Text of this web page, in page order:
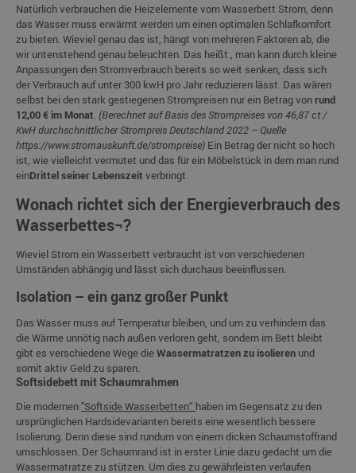
Natürlich verbrauchen die Heizelemente vom Wasserbett Strom, denn
das Wasser muss erwärmt werden um einen optimalen Schlafkomfort
zu bieten. Wieviel genau das ist, hängt von mehreren Faktoren ab, die
wir untenstehend genau beleuchten. Das heißt , man kann durch kleine
Anpassungen den Stromverbrauch bereits so weit senken, dass sich
der Verbrauch auf unter 300 kwH pro Jahr reduzieren lässt. Das wären
selbst bei den stark gestiegenen Strompreisen nur ein Betrag vonrund
12,00 € im Monat (Berechnet auf Basis des Strompreises von 46,87 ct /
KwH durchschnittlicher Strompreis Deutschland 2022 – Quelle
https://www.stromauskunft.de/strompreise) Ein Betrag der nicht so hoch
ist, wie vielleicht vermutet und das für ein Möbelstück in dem man rund
einDrittel seiner Lebenszeit verbringt.
Wonach richtet sich der Energieverbrauch des
Wasserbettes¬?
Wieviel Strom ein Wasserbett verbraucht ist von verschiedenen
Umständen abhängig und lässt sich durchaus beeinflussen.
Isolation – ein ganz großer Punkt
Das Wasser muss auf Temperatur bleiben, und um zu verhindern das
die Wärme unnötig nach außen verloren geht, sondern im Bett bleibt
gibt es verschiedene Wege dieWassermatratzen zu isolieren und
somit aktiv Geld zu sparen.
Softsidebett mit Schaumrahmen
Die modernen"Softside Wasserbetten“ haben im Gegensatz zu den
ursprünglichen Hardsidevarianten bereits eine wesentlich bessere
Isolierung. Denn diese sind rundum von einem dicken Schaumstoffrand
umschlossen. Der Schaumrand ist in erster Linie dazu gedacht um die
Wassermatratze zu stützen. Um dies zu gewährleisten verlaufen